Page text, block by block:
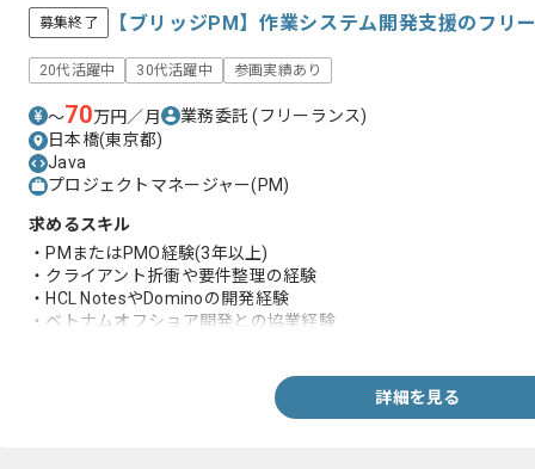
募集終了 【ブリッジPM】作業システム開発支援のフリ
20代活躍中 30代活躍中 参画実績あり
〜70万円／月 業務委託(フリーランス)
日本橋(東京都)
Java
プロジェクトマネージャー(PM)
求めるスキル
・PMまたはPMO経験(3年以上)
・クライアント折衝や要件整理の経験
・HCL NotesやDominoの開発経験
・ベトナムオフショア開発との協業経験
詳細を見る